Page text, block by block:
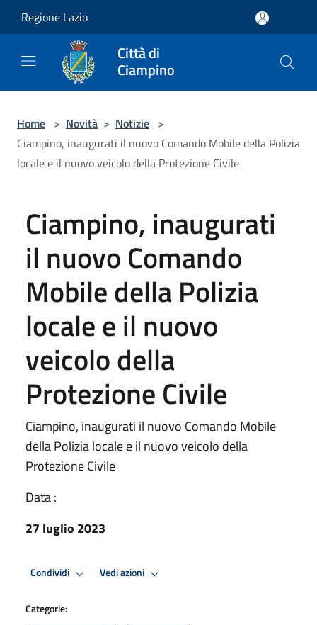
Regione Lazio
Città di
Ciampino
Home > Novità > Notizie >
Ciampino, inaugurati il nuovo Comando Mobile della Polizia
locale e il nuovo veicolo della Protezione Civile
Ciampino, inaugurati
il nuovo Comando
Mobile della Polizia
locale e il nuovo
veicolo della
Protezione Civile
Ciampino, inaugurati il nuovo Comando Mobile
della Polizia locale e il nuovo veicolo della
Protezione Civile
Data :
27 luglio 2023
Condividi Vedi azioni
Categorie: